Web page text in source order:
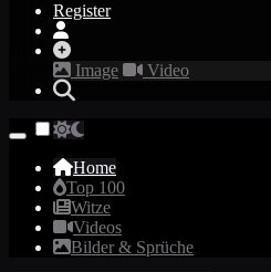
Register
Image Video
Home
Top 100
Witze
Videos
Bilder & Sprüche